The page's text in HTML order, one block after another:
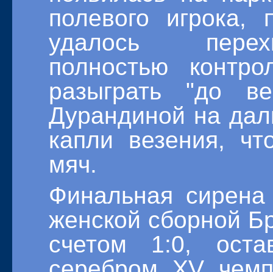
полевого игрока,
удалось
полностью
разыграть "до
Дурандиной на
капли везения,
мяч.
Финальная
женской сборной
счетом 1:0,